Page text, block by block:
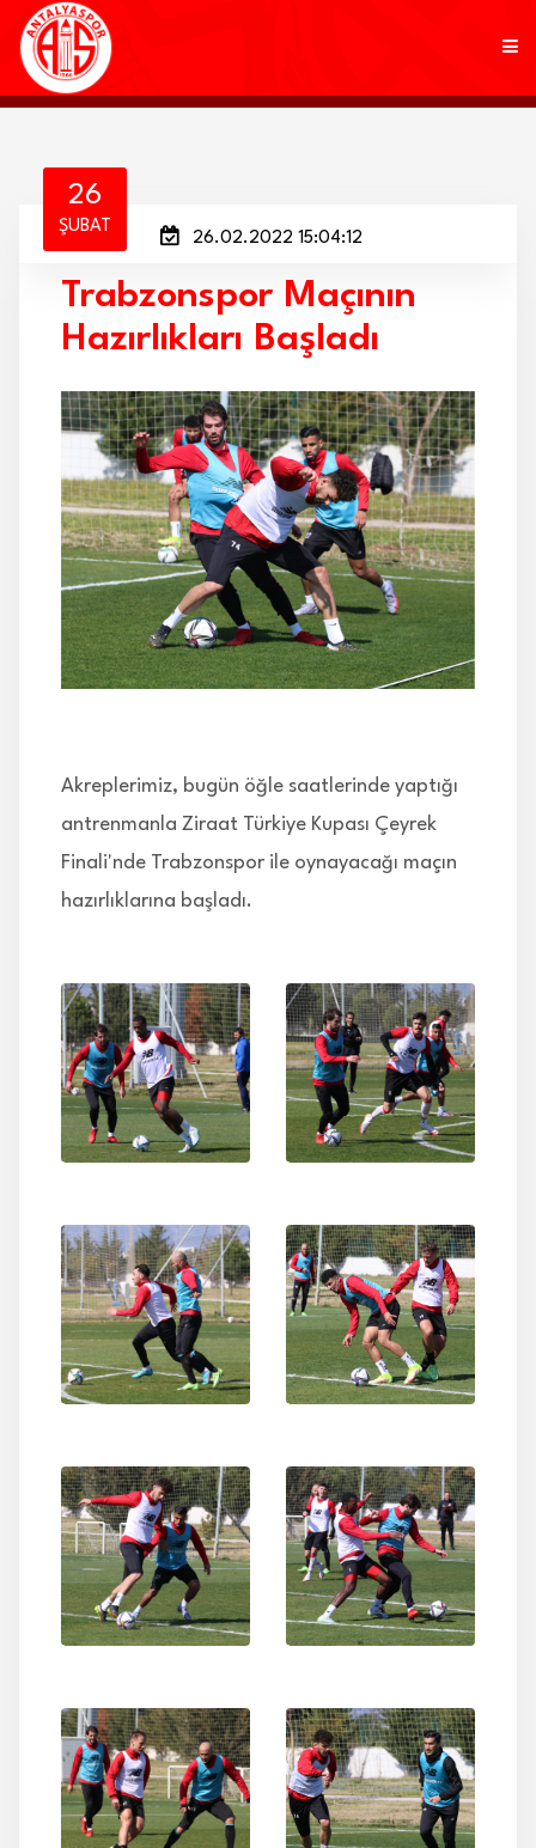
KULÜP
FUTBOL
AKADEMİ
MARKALAR
TARAFTAR
BRANŞLAR
HABERLER
İLETİŞİM
26
ŞUBAT
26.02.2022 15:04:12
Trabzonspor Maçının
Hazırlıkları Başladı
Akreplerimiz, bugün öğle saatlerinde yaptığı
antrenmanla Ziraat Türkiye Kupası Çeyrek
Finali'nde Trabzonspor ile oynayacağı maçın
hazırlıklarına başladı.